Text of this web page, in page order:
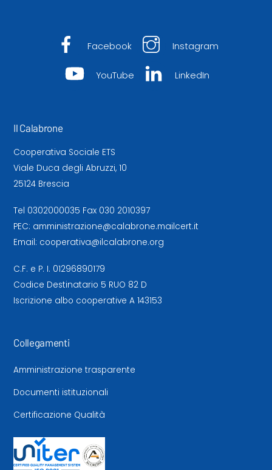
Facebook Instagram
YouTube LinkedIn
Il Calabrone
Cooperativa Sociale ETS
Viale Duca degli Abruzzi, 10
25124 Brescia
Tel 0302000035 Fax 030 2010397
PEC: amministrazione@calabrone.mailcert.it
Email: cooperativa@ilcalabrone.org
C.F. e P. I. 01296890179
Codice Destinatario 5 RUO 82 D
Iscrizione albo cooperative A 143153
Collegamenti
Amministrazione trasparente
Documenti istituzionali
Certificazione Qualità